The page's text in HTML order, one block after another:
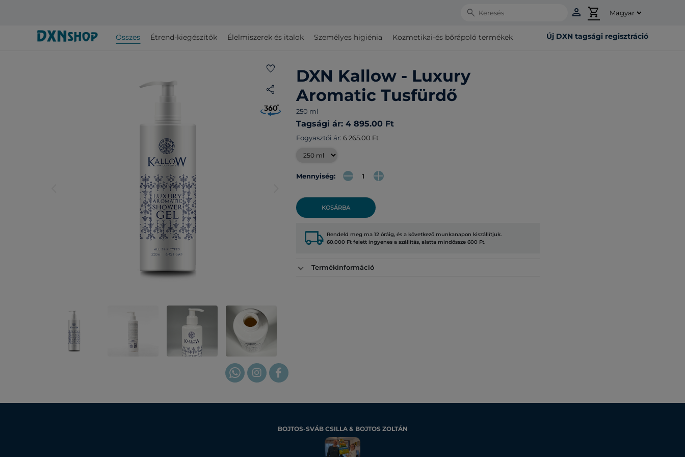
Search person shopping_cart
Összes Étrend-kiegészítők Élelmiszerek és italok Személyes higiénia Kozmetikai-és bőrápoló termékek Új DXN tagsági regisztráció
favorite
share
DXN Kallow - Luxury
Aromatic Tusfürdő
250 ml
Tagsági ár: 4 895.00 Ft
Fogyasztói ár: 6 265.00 Ft
Mennyiség:
KOSÁRBA
local_shipping Rendeld meg ma 12 óráig, és a következő munkanapon kiszállítjuk.
60.000 Ft felett ingyenes a szállítás, alatta mindössze 600 Ft.
Termékinformáció
BOJTOS-SVÁB CSILLA & BOJTOS ZOLTÁN